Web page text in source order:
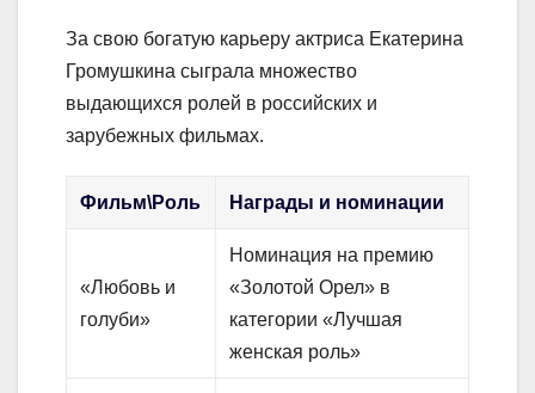
За свою богатую карьеру актриса Екатерина
Громушкина сыграла множество
выдающихся ролей в российских и
зарубежных фильмах.
Фильм\Роль Награды и номинации
«Любовь и
голуби»
Номинация на премию
«Золотой Орел» в
категории «Лучшая
женская роль»